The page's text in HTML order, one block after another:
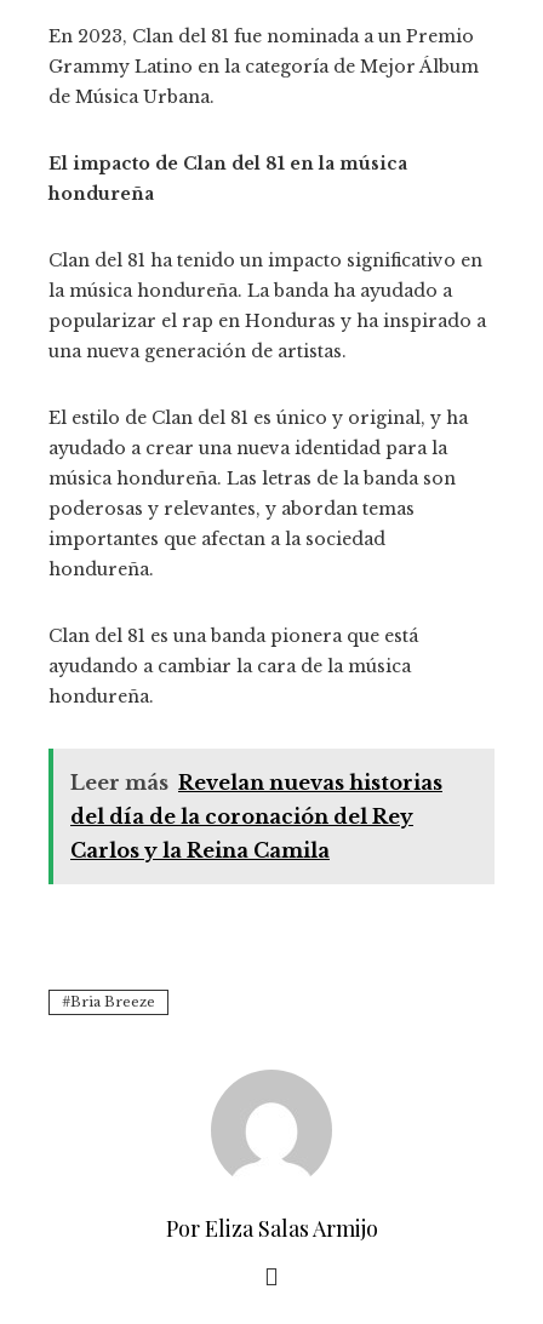
En 2023, Clan del 81 fue nominada a un Premio
Grammy Latino en la categoría de Mejor Álbum
de Música Urbana.
El impacto de Clan del 81 en la música
hondureña
Clan del 81 ha tenido un impacto significativo en
la música hondureña. La banda ha ayudado a
popularizar el rap en Honduras y ha inspirado a
una nueva generación de artistas.
El estilo de Clan del 81 es único y original, y ha
ayudado a crear una nueva identidad para la
música hondureña. Las letras de la banda son
poderosas y relevantes, y abordan temas
importantes que afectan a la sociedad
hondureña.
Clan del 81 es una banda pionera que está
ayudando a cambiar la cara de la música
hondureña.
Leer más Revelan nuevas historias
del día de la coronación del Rey
Carlos y la Reina Camila
Bria Breeze
Por Eliza Salas Armijo